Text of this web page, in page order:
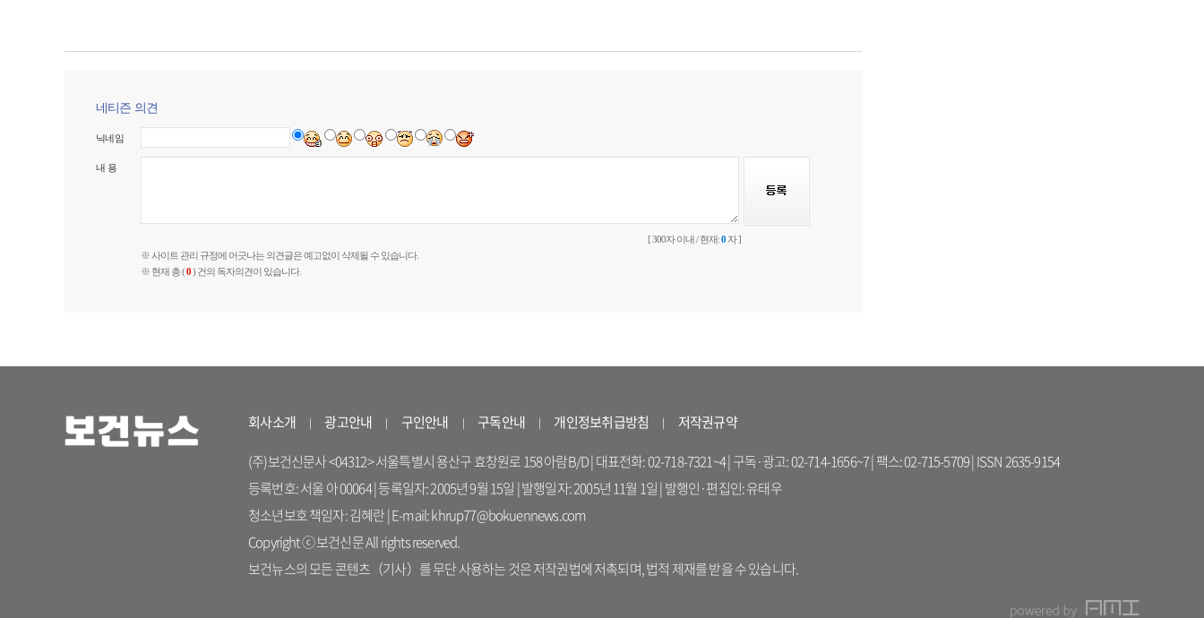
네티즌 의견
닉네임
내 용
[ 300자 이내 / 현재:0 자 ]
※ 사이트 관리 규정에 어긋나는 의견글은 예고없이 삭제될 수 있습니다.
※ 현재 총 (0) 건의 독자의견이 있습니다.
회사소개 광고안내 구인안내 구독안내 개인정보취급방침
저작권규약
(주)보건신문사 <04312> 서울특별시 용산구 효창원로 158 아람B/D | 대표전화: 02-718-7321~4 | 구독·광고: 02-714-1656~7 | 팩스: 02-715-5709 | ISSN 2635-9154
등록번호: 서울 아 00064 | 등록일자: 2005년 9월 15일 | 발행일자: 2005년 11월 1일 | 발행인·편집인: 유태우
청소년보호 책임자: 김혜란 | E-mail: khrup77@bokuennews.com
Copyright ⓒ 보건신문 All rights reserved.
보건뉴스의 모든 콘텐츠（기사）를 무단 사용하는 것은 저작권법에 저촉되며, 법적 제재를 받을 수 있습니다.